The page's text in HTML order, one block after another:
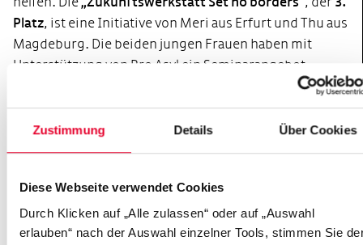
Zustimmung Details Über Cookies
Diese Webseite verwendet Cookies
Durch Klicken auf „Alle zulassen“ oder auf „Auswahl
erlauben“ nach der Auswahl einzelner Tools, stimmen Sie
Platz, ist eine Initiative von Meri aus Erfurt und Thu aus
Magdeburg. Die beiden jungen Frauen haben mit
Unterstützung von Pro Asyl ein Seminarangebot
entwickelt, das über Flüchtlinge in Deutschland,
rechtliche Aspekte und Ansätze zur Verbesserung der
Situation von Flüchtlingen hier kompakt und fundiert
informiert und sensibilisiert. Das Konzept sieht vor,
und so als Multiplikatoren fungieren. Den
erhielt Ari aus Leverkusen für„KEINE GRENZEN FÜR
HILFE – Jugend zeigt Courage e.V. “ , ein Verein, der